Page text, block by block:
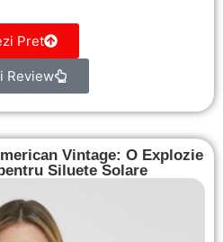
Pret
Review
Vintage: O Explozie
Siluete Solare